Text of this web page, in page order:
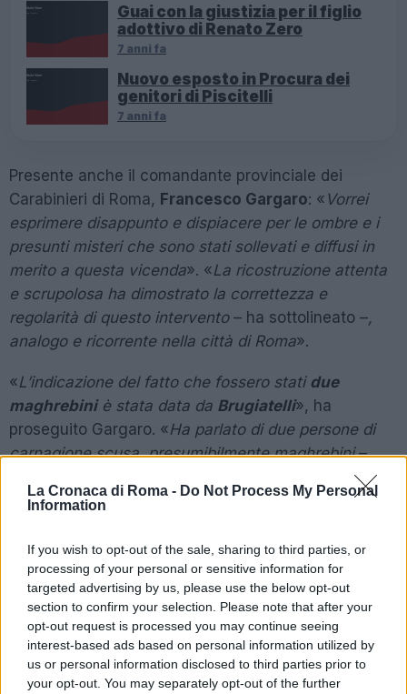
La Cronaca di Roma - Do Not Process My Personal
Information
If you wish to opt-out of the sale, sharing to third parties, or
processing of your personal or sensitive information for
targeted advertising by us, please use the below opt-out
section to confirm your selection. Please note that after your
opt-out request is processed you may continue seeing
interest-based ads based on personal information utilized by
us or personal information disclosed to third parties prior to
your opt-out. You may separately opt-out of the further
Guai con la giustizia per il figlio
adottivo di Renato Zero
7 anni fa
Nuovo esposto in Procura dei
genitori di Piscitelli
7 anni fa
Presente anche il comandante provinciale dei
Carabinieri di Roma, Francesco Gargaro: « Vorrei
esprimere disappunto e dispiacere per le ombre e i
presunti misteri che sono stati sollevati e diffusi in
merito a questa vicenda». «La ricostruzione attenta
e scrupolosa ha dimostrato la correttezza e
regolarità di questo intervento– ha sottolineato –,
analogo e ricorrente nella città di Roma».
«L’indicazione del fatto che fossero stati due
maghrebiniè stata data da Brugiatelli», ha
proseguito Gargaro. «Ha parlato di due persone di
carnagione scusa, presumibilmente maghrebini–
Lo ha detto perché aveva il timore di
dire che conosceva gli autori dell’omicidio. Non
si è scoperto l’antefatto», ha aggiunto Prestipino
Mario Cerciello Rega e il suo collegaAndrea
Varriale « sono stati aggrediti immediatamente» dai
2 americani: «non c’è stata possibilità di usare armi,
di reagire», ha rivelato Gargaro. «Nel momento in cui
si sono qualificati sono stati immediatamente